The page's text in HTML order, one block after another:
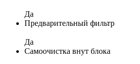
Да
Предварительный фильтр
Да
Самоочистка внут блока